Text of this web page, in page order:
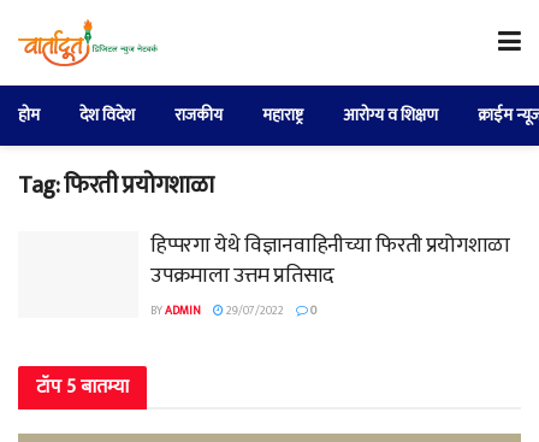
होम देश विदेश राजकीय महाराष्ट्र आरोग्य व शिक्षण क्राईम
Tag:फिरती प्रयोगशाळा
हिप्परगा येथे विज्ञानवाहिनीच्या फिरती प्रयोगशाळा
उपक्रमाला उत्तम प्रतिसाद
BYADMIN 29/07/2022 0
टॉप 5 बातम्या